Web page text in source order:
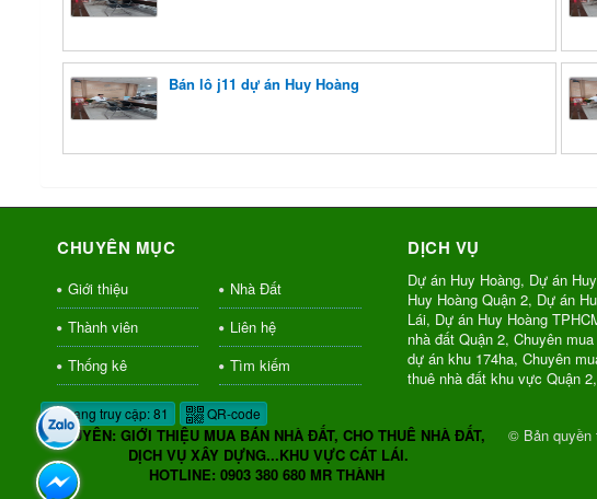
Bán lô j11 dự án Huy Hoàng
CHUYÊN MỤC
Giới thiệu
Nhà Đất
Thành viên
Liên hệ
Thống kê
Tìm kiếm
Đang truy cập: 81 QR-code
DỊCH VỤ
Dự án Huy Hoàng, Dự án
Huy Hoàng Quận 2, Dự án
Lái, Dự án Huy Hoàng
nhà đất Quận 2, Chuyên
dự án khu 174ha, Chuyên
thuê nhà đất khu vực Quận
CHUYÊN: GIỚI THIỆU MUA BÁN NHÀ ĐẤT, CHO THUÊ NHÀ ĐẤT,
DỊCH VỤ XÂY DỰNG...KHU VỰC CÁT LÁI.
HOTLINE: 0903 380 680 MR THÀNH
© Bản quyền